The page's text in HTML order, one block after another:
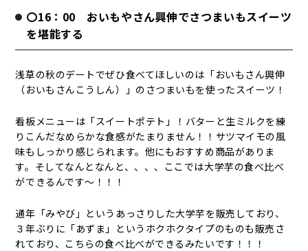
〇16：00 おいもやさん興伸でさつまいもスイーツ
を堪能する
浅草の秋のデートでぜひ食べてほしいのは「おいもさん興伸
（おいもさんこうしん）」のさつまいもを使ったスイーツ！
看板メニューは「スイートポテト」！バターと生ミルクを練
りこんだなめらかな食感がたまりません！！サツマイモの風
味もしっかり感じられます。他にもおすすめ商品がありま
す。そしてなんとなんと、、、、ここでは大学芋の食べ比べ
ができるんです～！！！
通年「みやび」というあっさりした大学芋を販売しており、
３年ぶりに「あずま」というホクホクタイプのものも販売さ
れており、こちらの食べ比べができるみたいです！！！